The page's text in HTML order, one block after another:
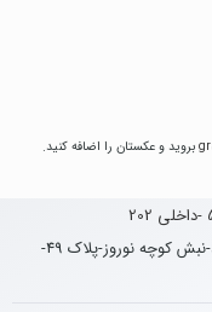
بروید و عکستان را اضافه کنید.
تهران-میدان انقلاب-خیابان منیری جاوید-نبش کوچه نوروز-پلاک 49-